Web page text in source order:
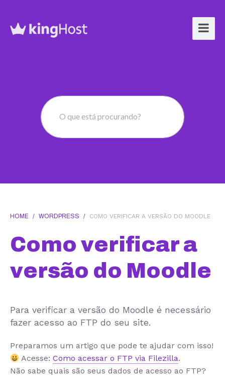
O que está procurando?
HOME / WORDPRESS / COMO VERIFICAR A VERSÃO DO MOODLE
Como verificar a
versão do Moodle
Para verificar a versão do Moodle é necessário
fazer acesso ao FTP do seu site.
Preparamos um artigo que pode te ajudar com isso!
Acesse:Como acessar o FTP via Filezilla.
Não sabe quais são seus dados de acesso ao FTP?